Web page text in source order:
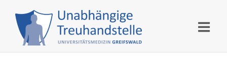
content